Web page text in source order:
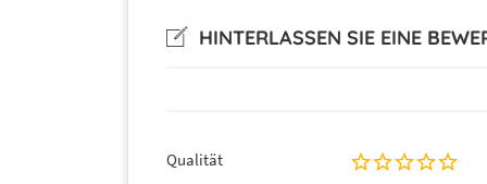
HINTERLASSEN SIE EINE
Qualität